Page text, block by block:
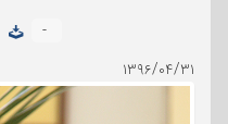
-
۱۳۹۶/۰۴/۳۱